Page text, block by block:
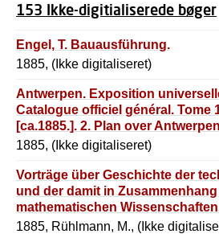
153 Ikke-digitialiserede bøger
Engel, T. Bauausführung.
1885, (Ikke digitaliseret)
Antwerpen. Exposition
Catalogue officiel général. Tome
[ca.1885.]. 2. Plan over
Verdensudst1111ngen.
1885, (Ikke digitaliseret)
Vorträge über Geschichte der
und der damit in
mathematischen
1885, Rühlmann, M., (Ikke